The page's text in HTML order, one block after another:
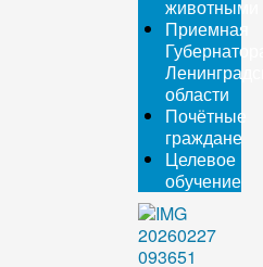
животными
Приемная
области
Почётные
граждане
Целевое
обучение